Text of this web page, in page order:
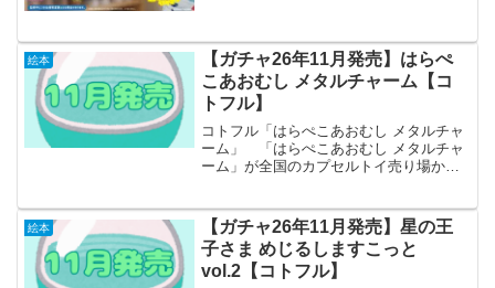
絵本
【ガチャ26年11月発売】はらぺ
こあおむし メタルチャーム【コ
トフル】
コトフル「はらぺこあおむし メタルチャ
ーム」 「はらぺこあおむし メタルチャ
ーム」が全国のカプセルトイ売り場から
感のあるメタルチャームになって登
場！ 商品名 はら...
絵本
【ガチャ26年11月発売】星の王
子さま めじるしますこっと
vol.2【コトフル】